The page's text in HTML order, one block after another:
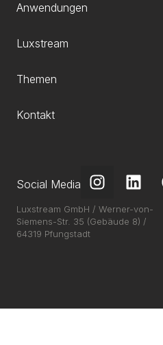
Anwendungen
Luxstream
Themen
Kontakt
Social Media
Luxstream GmbH / Werner-von-
Siemens-Str. 35 (Gebäude 8) /
64319 Pfungstadt